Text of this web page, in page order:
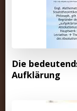
Die
Aufklärung